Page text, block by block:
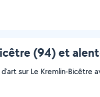
(94) et
sur Le Kremlin-Bicêtre